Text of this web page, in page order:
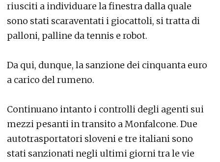
riusciti a individuare la finestra dalla quale
sono stati scaraventati i giocattoli, si tratta di
palloni, palline da tennis e robot.
Da qui, dunque, la sanzione dei cinquanta euro
a carico del rumeno.
Continuano intanto i controlli degli agenti sui
mezzi pesanti in transito a Monfalcone. Due
autotrasportatori sloveni e tre italiani sono
stati sanzionati negli ultimi giorni tra le vie